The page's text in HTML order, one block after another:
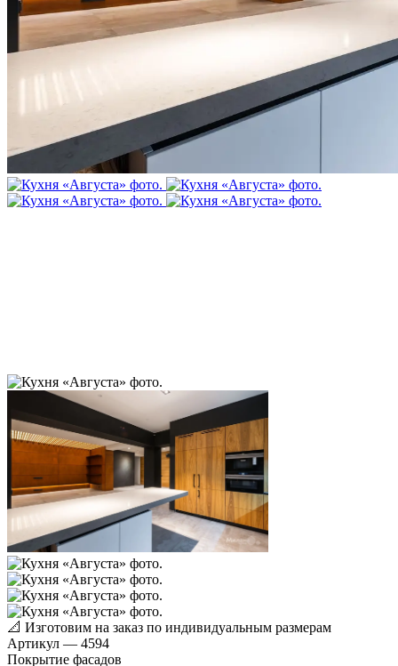
📐 Изготовим на заказ по индивидуальным размерам
Артикул — 4594
Покрытие фасадов